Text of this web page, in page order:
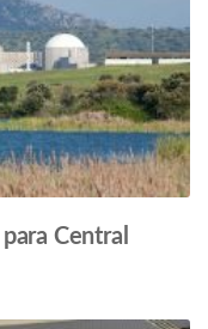
Central